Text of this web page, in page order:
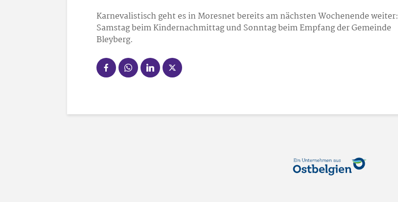
Karnevalistisch geht es in Moresnet bereits am nächsten Wochenende weiter:
Samstag beim Kindernachmittag und Sonntag beim Empfang der Gemeinde
Bleyberg.